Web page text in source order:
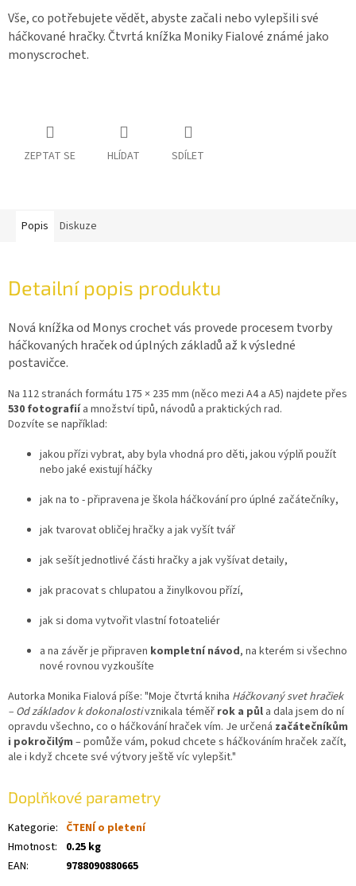
Vše, co potřebujete vědět, abyste začali nebo vylepšili své
háčkované hračky. Čtvrtá knížka Moniky Fialové známé jako
monyscrochet.
ZEPTAT SE HLÍDAT SDÍLET
Popis Diskuze
Detailní popis produktu
Nová knížka od Monys crochet vás provede procesem tvorby
háčkovaných hraček od úplných základů až k výsledné
postavičce.
Na 112 stranách formátu 175 × 235 mm (něco mezi A4 a A5) najdete přes
530 fotografiía množství tipů, návodů a praktických rad.
Dozvíte se například:
jakou přízi vybrat, aby byla vhodná pro děti, jakou výplň použít
nebo jaké existují háčky
jak na to - připravena je škola háčkování pro úplné začátečníky,
jak tvarovat obličej hračky a jak vyšít tvář
jak sešít jednotlivé části hračky a jak vyšívat detaily,
jak pracovat s chlupatou a žinylkovou přízí,
jak si doma vytvořit vlastní fotoateliér
a na závěr je připraven kompletní návod, na kterém si všechno
nové rovnou vyzkoušíte
Autorka Monika Fialová píše: "Moje čtvrtá kniha Háčkovaný svet hračiek
– Od základov k dokonalostivznikala téměř rok a půl a dala jsem do ní
opravdu všechno, co o háčkování hraček vím. Je určená začátečníkům
i pokročilým – pomůže vám, pokud chcete s háčkováním hraček začít,
ale i když chcete své výtvory ještě víc vylepšit."
Doplňkové parametry
Kategorie: ČTENÍ o pletení
Hmotnost:
0.25 kg
EAN: 9788090880665